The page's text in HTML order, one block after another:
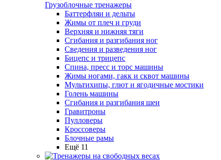
Грузоблочные тренажеры
Баттерфляи и дельты
Жимы от плеч и груди
Верхняя и нижняя тяги
Сгибания и разгибания ног
Сведения и разведения ног
Бицепс и трицепс
Спина, пресс и торс машины
Жимы ногами, гакк и сквот машины
Мультихипы, глют и ягодичные мостики
Голень машины
Сгибания и разгибания шеи
Гравитроны
Пулловеры
Кроссоверы
Блочные рамы
Ещё 11